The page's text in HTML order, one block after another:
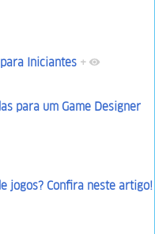
Iniciantes +
para um Game Designer
jogos? Confira neste artigo!